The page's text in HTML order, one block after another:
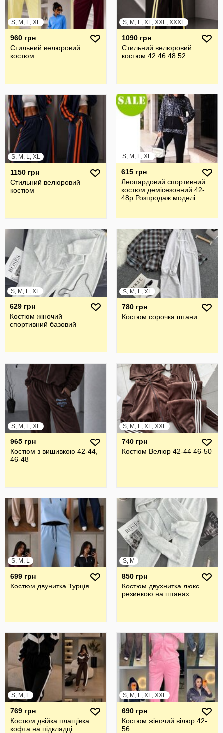
S, M, L, XL
960 грн
Стильний велюровий
костюм
S, M, L, XL, XXL, XXXL
1090 грн
Стильний велюровий
костюм 42 46 48 52
S, M, L, XL
1150 грн
Стильний велюровий
костюм
S, M, L, XL
615 грн
Леопардовий спортивний
костюм демісезонний 42-
48р Розпродаж моделі
S, M, L, XL
629 грн
Костюм жіночий
спортивний базовий
S, M, L, XL
780 грн
Костюм сорочка штани
S, M, L, XL
965 грн
Костюм з вишивкою 42-44,
46-48
S, M, L, XL, XXL
740 грн
Костюм Велюр 42-44 46-50
S, M, L
699 грн
Костюм двунитка Турція
S, M
850 грн
Костюм двухнитка люкс
резинкою на штанах
S, M, L
769 грн
Костюм двійка плащівка
кофта на підкладці.
S, M, L, XL, XXL
690 грн
Костюм жіночий вілюр 42-
56